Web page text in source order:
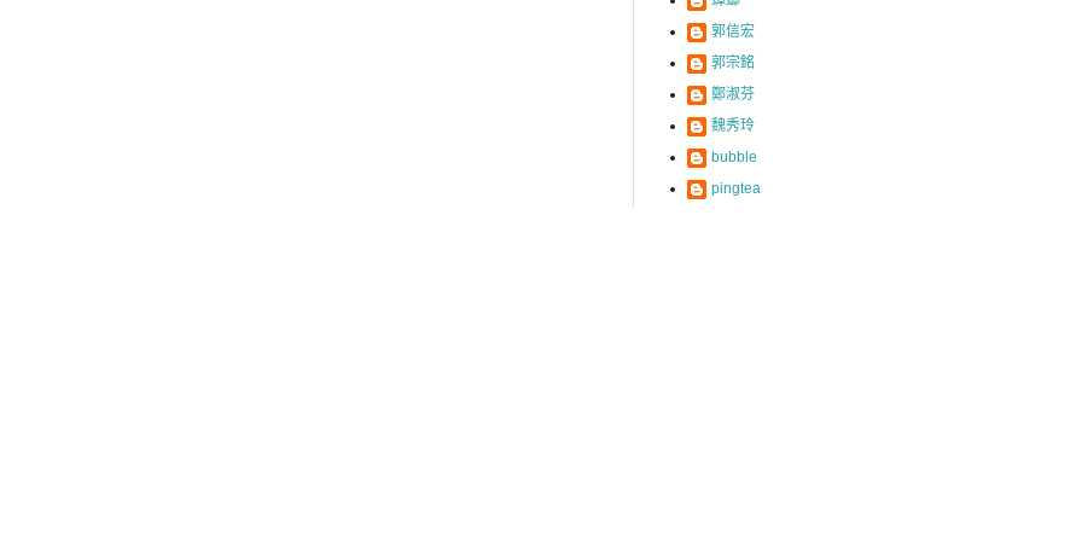
郭信宏
郭宗銘
鄭淑芬
魏秀玲
bubble
pingtea